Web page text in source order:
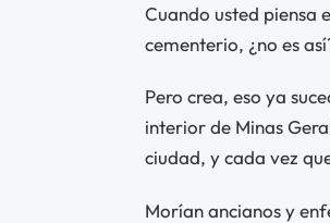
Cuando usted piensa
cementerio, ¿no es
Pero crea, eso ya
interior de Minas
ciudad, y cada vez
Morían ancianos y